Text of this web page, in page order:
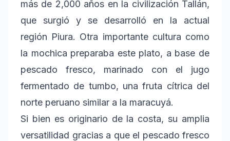
más de 2,000 años en la civilización Tallán,
que surgió y se desarrolló en la actual
región Piura. Otra importante cultura como
la mochica preparaba este plato, a base de
pescado fresco, marinado con el jugo
fermentado de tumbo, una fruta cítrica del
norte peruano similar a la maracuyá.
Si bien es originario de la costa, su amplia
versatilidad gracias a que el pescado fresco